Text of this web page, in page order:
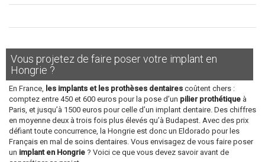
Vous projetez de faire poser votre implant en
Hongrie ?
En France, les implants et les prothèses dentaires coûtent chers :
comptez entre 450 et 600 euros pour la pose d’un pilier prothétique à
Paris, et jusqu’à 1500 euros pour celle d’un implant dentaire. Des chiffres
en moyenne deux à trois fois plus élevés qu’à Budapest. Avec des prix
défiant toute concurrence, la Hongrie est donc un Eldorado pour les
Français en mal de soins dentaires. Vous envisagez de vous faire poser
un implant en Hongrie ? Voici ce que vous devez savoir avant de